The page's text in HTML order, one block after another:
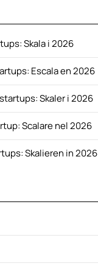
Skala i 2026
Escala en 2026
Skaler i 2026
Scalare nel 2026
Skalieren in 2026